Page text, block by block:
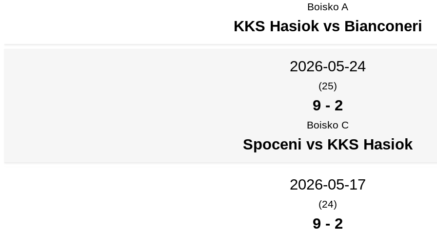
Boisko A
KKS Hasiok vs Bianconeri
2026-05-24
(25)
9 - 2
Boisko C
Spoceni vs KKS Hasiok
2026-05-17
(24)
9 - 2